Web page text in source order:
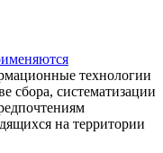
технологии
сбора, систематизации
на территории